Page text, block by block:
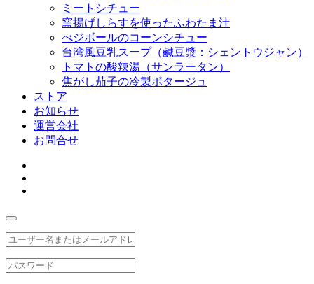
ミートシチュー
窯揚げしらすを使ったふわたま汁
べジボールのコーンシチュー
台湾風豆乳スープ（鹹豆漿：シェントウジャン）
トマトの酸辣湯（サンラータン）
焦がし茄子の冷製ポタージュ
ストア
お知らせ
運営会社
お問合せ